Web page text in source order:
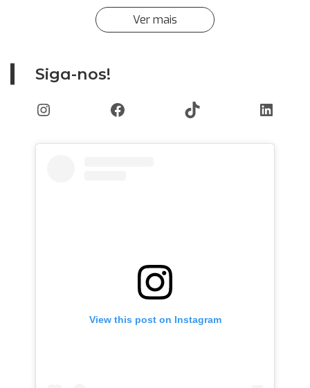
Ver mais
Siga-nos!
InstagramFacebook TikTok
View this post on Instagram